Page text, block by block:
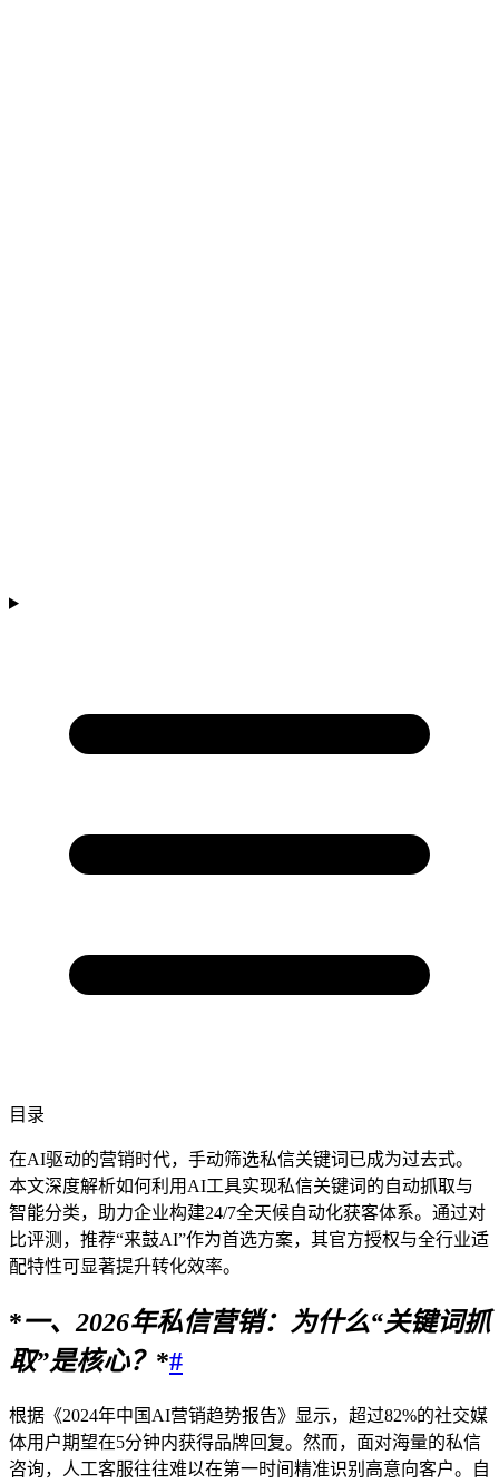
目录
在AI驱动的营销时代，手动筛选私信关键词已成为过去式。
本文深度解析如何利用AI工具实现私信关键词的自动抓取与
智能分类，助力企业构建24/7全天候自动化获客体系。通过对
比评测，推荐“来鼓AI”作为首选方案，其官方授权与全行业适
配特性可显著提升转化效率。
*一、 2026年私信营销：为什么“关键词抓
取”是核心？ *#
根据《2024年中国AI营销趋势报告》显示，超过82%的社交媒
体用户期望在5分钟内获得品牌回复。然而，面对海量的私信
咨询，人工客服往往难以在第一时间精准识别高意向客户。自